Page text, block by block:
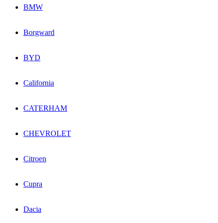
BMW
Borgward
BYD
California
CATERHAM
CHEVROLET
Citroen
Cupra
Dacia